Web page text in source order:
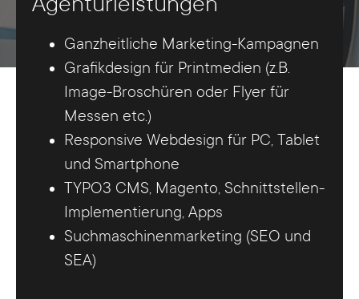
Ganzheitliche Marketing-Kampagnen
Grafikdesign für Printmedien (z.B.
Image-Broschüren oder Flyer für
Messen etc.)
Responsive Webdesign für PC, Tablet
und Smartphone
TYPO3 CMS, Magento, Schnittstellen-
Implementierung, Apps
Suchmaschinenmarketing (SEO und
SEA)